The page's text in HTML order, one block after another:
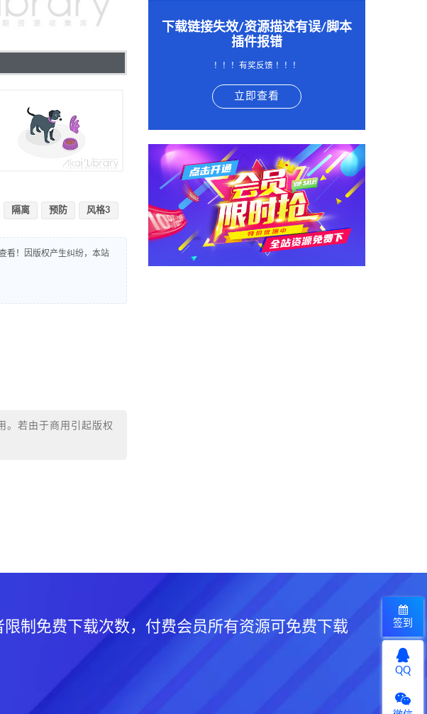
隔离 预防 风格3
看！因版权产生纠纷，本站
。若由于商用引起版权
下载链接失效/资源描述有误/脚本
插件报错
！！！有奖反馈 ！！！
立即查看
制免费下载次数，付费会员所有资源可免费下载 签到
QQ